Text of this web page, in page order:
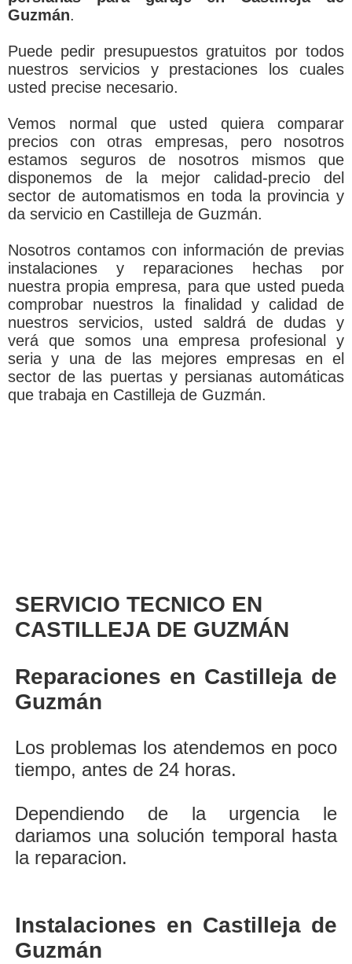
Guzmán.
Puede pedir presupuestos gratuitos por todos
nuestros servicios y prestaciones los cuales
usted precise necesario.
Vemos normal que usted quiera comparar
precios con otras empresas, pero nosotros
estamos seguros de nosotros mismos que
disponemos de la mejor calidad-precio del
sector de automatismos en toda la provincia y
da servicio en Castilleja de Guzmán.
Nosotros contamos con información de previas
instalaciones y reparaciones hechas por
nuestra propia empresa, para que usted pueda
comprobar nuestros la finalidad y calidad de
nuestros servicios, usted saldrá de dudas y
verá que somos una empresa profesional y
seria y una de las mejores empresas en el
sector de las puertas y persianas automáticas
que trabaja en Castilleja de Guzmán.
SERVICIO TECNICO EN
CASTILLEJA DE GUZMÁN
Reparaciones en Castilleja de
Guzmán
Los problemas los atendemos en poco
tiempo, antes de 24 horas.
Dependiendo de la urgencia le
dariamos una solución temporal hasta
la reparacion.
Instalaciones en Castilleja de
Guzmán